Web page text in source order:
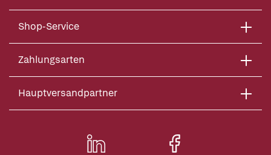
Shop-Service
Zahlungsarten
Hauptversandpartner